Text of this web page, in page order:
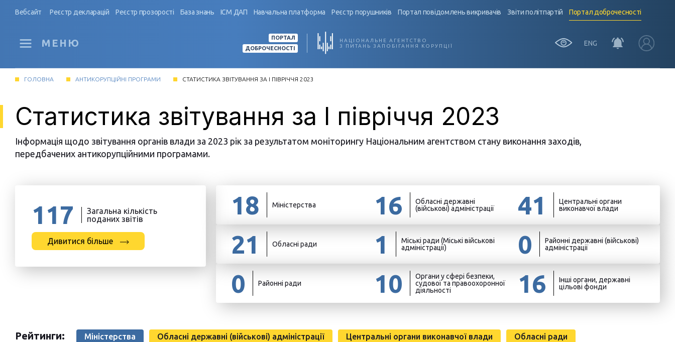
Вебсайт Реєстр декларацій Реєстр прозорості База знань ІСМ ДАП Навчальна платформа Реєстр порушників Портал повідомлень викривачів Звіти політпартій Портал доброчесності
МЕНЮ
ПОРТАЛ
ДОБРОЧЕСНОСТІ
НАЦІОНАЛЬНЕ АГЕНТСТВО
З ПИТАНЬ ЗАПОБІГАННЯ КОРУПЦІЇ
ENG
ГОЛОВНА АНТИКОРУПЦІЙНІ ПРОГРАМИ СТАТИСТИКА ЗВІТУВАННЯ ЗА I ПІВРІЧЧЯ 2023
Статистика звітування за I півріччя 2023
Інформація щодо звітування органів влади за 2023 рік за результатом моніторингу Національним агентством стану виконання заходів,
передбачених антикорупційними програмами.
117
Загальна кількість
поданих звітів
Дивитися більше
18 Міністерства 16
Обласні державні
(військові) адміністрації
41
Центральні органи
виконавчої влади
21 Обласні ради 1
Міські ради (Міські військові
адміністрації)
0
Районні державні (військові)
адміністрації
0 Районні ради 10
Органи у сфері безпеки,
судової та правоохоронної
діяльності
16
Інші органи, державні
цільові фонди
Рейтинги: Міністерства Обласні державні (військові) адміністрації Центральні органи виконавчої влади
Обласні ради